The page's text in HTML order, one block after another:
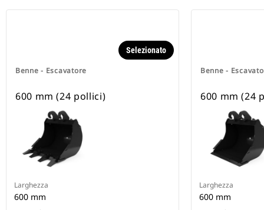
Benne - Escavatore
Selezionato
600 mm (24 pollici)
Larghezza
600 mm
Benne -
600 mm (24
Larghezza
600 mm